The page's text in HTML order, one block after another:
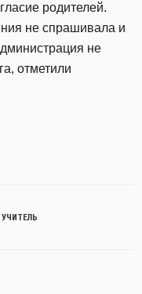
родителей.
не спрашивала и
не
отметили
УЧИТЕЛЬ